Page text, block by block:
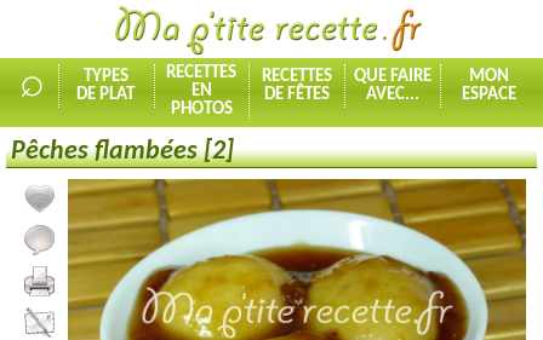
⌕
TYPES
DE PLAT
RECETTES
EN
PHOTOS
RECETTES
DE FÊTES
QUE FAIRE
AVEC...
MON
ESPACE
Pêches flambées [2]
Ajouter la recette à mes favorites
Commenter, noter la recette
Imprimer la recette
Partager cette recette